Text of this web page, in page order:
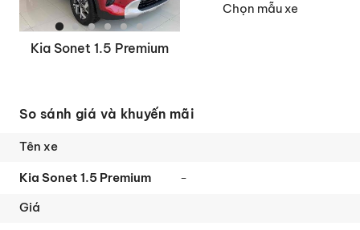
Kia Sonet 1.5 Premium
Chọn mẫu xe
So sánh giá và khuyến mãi
Kia Sonet 1.5 Premium -